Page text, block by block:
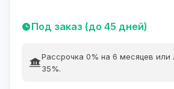
Под заказ (до 45 дней)
Рассрочка 0% на 6 месяцев или
35%.